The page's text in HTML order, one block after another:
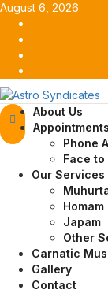
Skip
content
August 6, 2026
Primary
Menu
About Us
Appointments
Phone
Face
Our Services
Homam
Japam
Other
Carnatic
Gallery
Contact